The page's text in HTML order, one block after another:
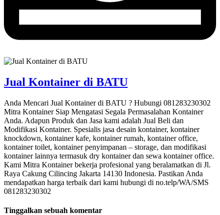
Jual Kontainer di BATU
Anda Mencari Jual Kontainer di BATU ? Hubungi 081283230302
Mitra Kontainer Siap Mengatasi Segala Permasalahan Kontainer
Anda. Adapun Produk dan Jasa kami adalah Jual Beli dan
Modifikasi Kontainer. Spesialis jasa desain kontainer, kontainer
knockdown, kontainer kafe, kontainer rumah, kontainer office,
kontainer toilet, kontainer penyimpanan – storage, dan modifikasi
kontainer lainnya termasuk dry kontainer dan sewa kontainer office.
Kami Mitra Kontainer bekerja profesional yang beralamatkan di Jl.
Raya Cakung Cilincing Jakarta 14130 Indonesia. Pastikan Anda
mendapatkan harga terbaik dari kami hubungi di no.telp/WA/SMS
081283230302
Tinggalkan sebuah komentar